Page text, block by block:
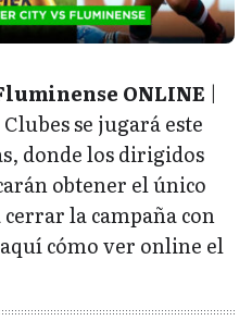
ONLINE |
se jugará este
donde los dirigidos
obtener el único
la campaña con
cómo ver online el